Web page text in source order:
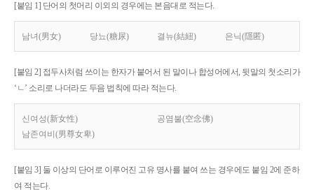
[붙임 1] 단어의 첫머리 이외의 경우에는 본음대로 적는다.
남녀(男女) 당뇨(糖尿) 결뉴(結紐) 은닉(隱匿)
[붙임 2] 접두사처럼 쓰이는 한자가 붙어서 된 말이나 합성어에서, 뒷말의 첫소리가
‘ㄴ’ 소리로 나더라도 두음 법칙에 따라 적는다.
신여성(新女性)
공염불(空念佛)
남존여비(男尊女卑)
[붙임 3] 둘 이상의 단어로 이루어진 고유 명사를 붙여 쓰는 경우에도 붙임 2에 준하
여 적는다.